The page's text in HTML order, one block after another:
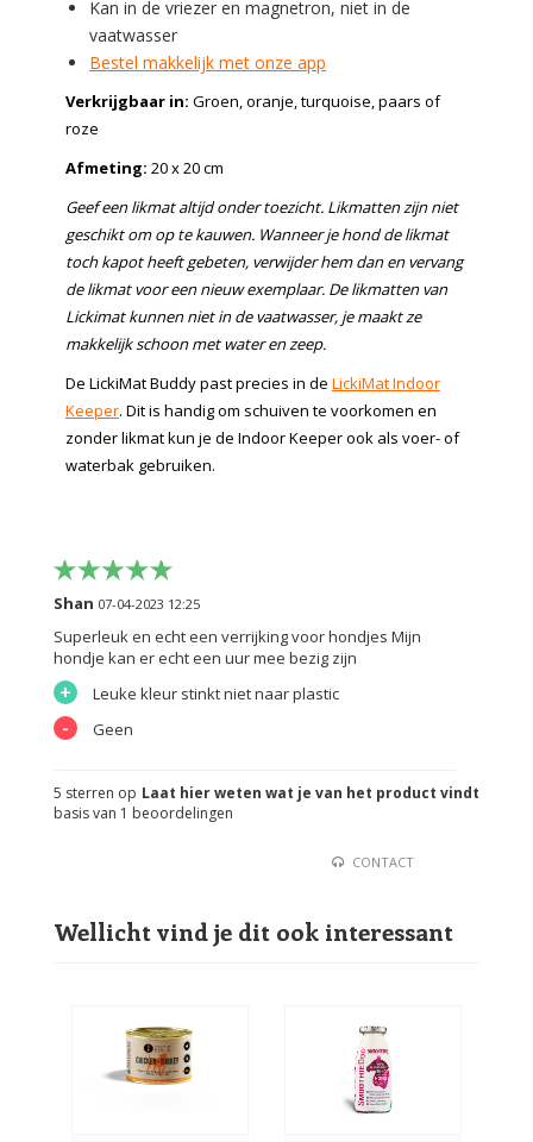
Kan in de vriezer en magnetron, niet in de
vaatwasser
Bestel makkelijk met onze app
Verkrijgbaar in: Groen, oranje, turquoise, paars of
roze
Afmeting: 20 x 20 cm
Geef een likmat altijd onder toezicht. Likmatten zijn niet
geschikt om op te kauwen. Wanneer je hond de likmat
toch kapot heeft gebeten, verwijder hem dan en vervang
de likmat voor een nieuw exemplaar. De likmatten van
Lickimat kunnen niet in de vaatwasser, je maakt ze
makkelijk schoon met water en zeep.
De LickiMat Buddy past precies in de LickiMat Indoor
Keeper. Dit is handig om schuiven te voorkomen en
zonder likmat kun je de Indoor Keeper ook als voer- of
waterbak gebruiken.
Shan 07-04-2023 12:25
Superleuk en echt een verrijking voor hondjes Mijn
hondje kan er echt een uur mee bezig zijn
+ Leuke kleur stinkt niet naar plastic
- Geen
Laat hier weten wat je van het product vindt
5 sterren op
basis van 1 beoordelingen
CONTACT
Wellicht vind je dit ook interessant